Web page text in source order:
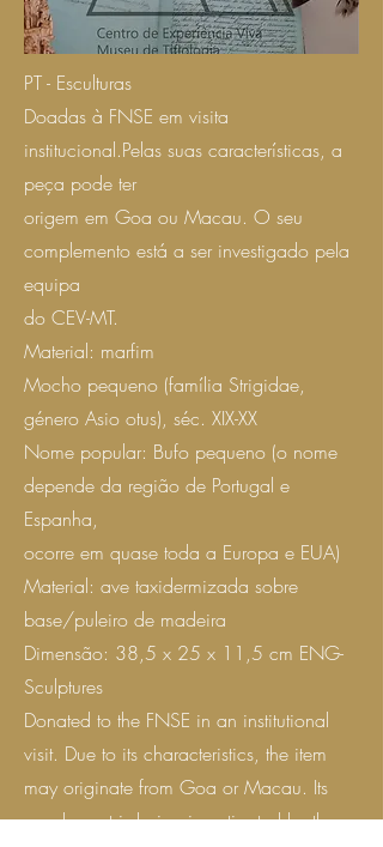
PT - Esculturas
Doadas à FNSE em visita
institucional.Pelas suas características, a
peça pode ter
origem em Goa ou Macau. O seu
complemento está a ser investigado pela
equipa
do CEV-MT.
Material: marfim
Mocho pequeno (família Strigidae,
género Asio otus), séc. XIX-XX
Nome popular: Bufo pequeno (o nome
depende da região de Portugal e
Espanha,
ocorre em quase toda a Europa e EUA)
Material: ave taxidermizada sobre
base/puleiro de madeira
Dimensão: 38,5 x 25 x 11,5 cm ENG-
Sculptures
Donated to the FNSE in an institutional
visit. Due to its characteristics, the item
may originate from Goa or Macau. Its
supplement is being investigated by the